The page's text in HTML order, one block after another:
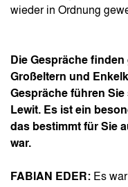
wieder in Ordnung
Die Gespräche
Großeltern und
Gespräche führen
Lewit. Es ist ein
das bestimmt für Sie
war.
FABIAN EDER: Es